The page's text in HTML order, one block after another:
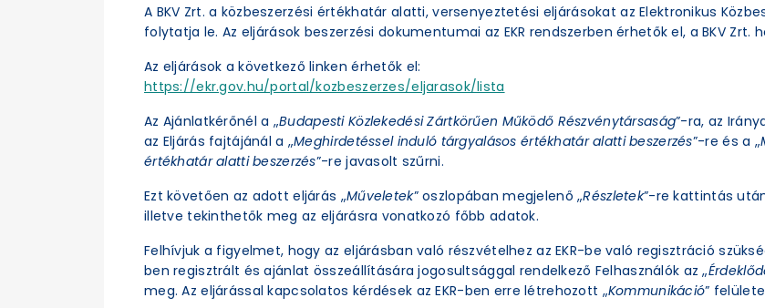
A BKV Zrt. a közbeszerzési értékhatár alatti, versenyeztetési eljárásokat az Elektronikus
folytatja le. Az eljárások beszerzési dokumentumai az EKR rendszerben érhetők el, a BKV Zrt.
Az eljárások a következő linken érhetők el:
https://ekr.gov.hu/portal/kozbeszerzes/eljarasok/lista
Az Ajánlatkérőnél a „Budapesti Közlekedési Zártkörűen Működő Részvénytársaság”-ra, az
az Eljárás fajtájánál a „Meghirdetéssel induló tárgyalásos értékhatár alatti beszerzés”-re és a „
értékhatár alatti beszerzés”-re javasolt szűrni.
Ezt követően az adott eljárás „Műveletek” oszlopában megjelenő „Részletek”-re kattintás
illetve tekinthetők meg az eljárásra vonatkozó főbb adatok.
Felhívjuk a figyelmet, hogy az eljárásban való részvételhez az EKR-be való regisztráció
ben regisztrált és ajánlat összeállítására jogosultsággal rendelkező Felhasználók az „
meg. Az eljárással kapcsolatos kérdések az EKR-ben erre létrehozott „Kommunikáció”